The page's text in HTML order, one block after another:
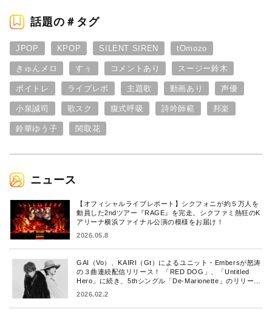
話題の＃タグ
JPOP KPOP SILENT SIREN tOmozo
きゅんメロ すぅ コメントあり スージー鈴木
ボイトレ ライブレポ 主題歌 動画あり 声優
小泉誠司 歌スク 腹式呼吸 詩吟師範 邦楽
鈴華ゆう子 関取花
ニュース
【オフィシャルライブレポート】シクフォニが約５万人を
動員した2ndツアー『RAGE』を完走。シクファミ熱狂のK
アリーナ横浜ファイナル公演の模様をお届け！
2026.05.8
GAI（Vo）、KAIRI（Gt）によるユニット・Embersが怒涛
の３曲連続配信リリース！ 「RED DOG」、「Untitled
Hero」に続き、5thシングル「De-Marionette」のリリース
を発表！
2026.02.2